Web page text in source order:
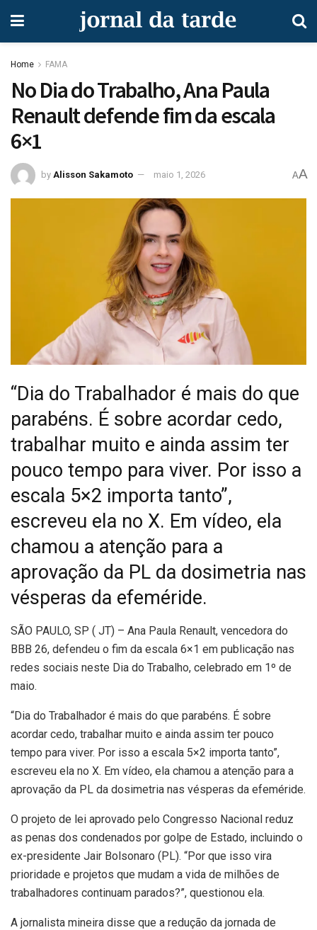
Home FAMA
No Dia do Trabalho, Ana Paula
Renault defende fim da escala
6×1
by Alisson Sakamoto maio 1, 2026 AA
“Dia do Trabalhador é mais do que
parabéns. É sobre acordar cedo,
trabalhar muito e ainda assim ter
pouco tempo para viver. Por isso a
escala 5×2 importa tanto”,
escreveu ela no X. Em vídeo, ela
chamou a atenção para a
aprovação da PL da dosimetria nas
vésperas da efeméride.
SÃO PAULO, SP ( JT) – Ana Paula Renault, vencedora do
BBB 26, defendeu o fim da escala 6×1 em publicação nas
redes sociais neste Dia do Trabalho, celebrado em 1º de
maio.
“Dia do Trabalhador é mais do que parabéns. É sobre
acordar cedo, trabalhar muito e ainda assim ter pouco
tempo para viver. Por isso a escala 5×2 importa tanto”,
escreveu ela no X. Em vídeo, ela chamou a atenção para a
aprovação da PL da dosimetria nas vésperas da efeméride.
O projeto de lei aprovado pelo Congresso Nacional reduz
as penas dos condenados por golpe de Estado, incluindo o
ex-presidente Jair Bolsonaro (PL). “Por que isso vira
prioridade e projetos que mudam a vida de milhões de
trabalhadores continuam parados?”, questionou ela.
A jornalista mineira disse que a redução da jornada de